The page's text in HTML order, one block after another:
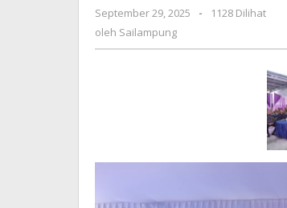
September 29, 2025
oleh
-
1128 Dilihat
oleh Sailampung